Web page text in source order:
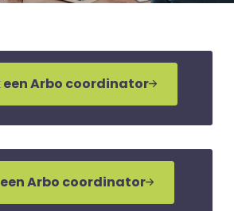
een Arbo coordinator
een Arbo coordinator